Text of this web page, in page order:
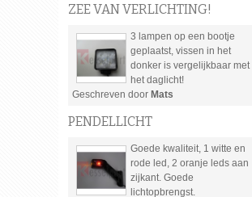
ZEE VAN VERLICHTING!
3 lampen op een bootje
geplaatst, vissen in het
donker is vergelijkbaar met
het daglicht!
Geschreven door Mats
PENDELLICHT
Goede kwaliteit, 1 witte en
rode led, 2 oranje leds aan
zijkant. Goede
lichtopbrengst.